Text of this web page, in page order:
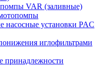
VAR (заливные)
насосные установки PAC
иглофильтрами
принадлежности